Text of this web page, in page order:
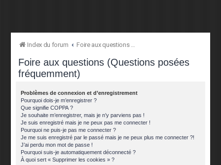
Index du forum Foire aux questions (Questions posées fréquemment)
Foire aux questions (Questions posées
fréquemment)
Problèmes de connexion et d’enregistrement
Pourquoi dois-je m’enregistrer ?
Que signifie COPPA ?
Je souhaite m’enregistrer, mais je n’y parviens pas !
Je suis enregistré mais je ne peux pas me connecter !
Pourquoi ne puis-je pas me connecter ?
Je me suis enregistré par le passé mais je ne peux plus me connecter ?!
J’ai perdu mon mot de passe !
Pourquoi suis-je automatiquement déconnecté ?
À quoi sert « Supprimer les cookies » ?